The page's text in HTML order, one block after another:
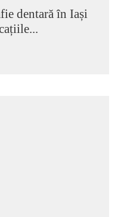
dentară în Iași